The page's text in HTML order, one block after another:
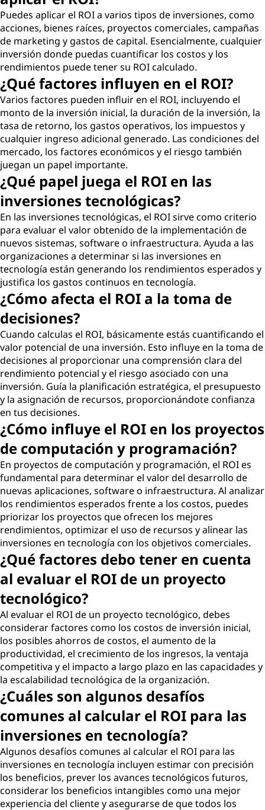
Puedes aplicar el ROI a varios tipos de inversiones, como
acciones, bienes raíces, proyectos comerciales, campañas
de marketing y gastos de capital. Esencialmente, cualquier
inversión donde puedas cuantificar los costos y los
rendimientos puede tener su ROI calculado.
¿Qué factores influyen en el ROI?
Varios factores pueden influir en el ROI, incluyendo el
monto de la inversión inicial, la duración de la inversión, la
tasa de retorno, los gastos operativos, los impuestos y
cualquier ingreso adicional generado. Las condiciones del
mercado, los factores económicos y el riesgo también
juegan un papel importante.
¿Qué papel juega el ROI en las
inversiones tecnológicas?
En las inversiones tecnológicas, el ROI sirve como criterio
para evaluar el valor obtenido de la implementación de
nuevos sistemas, software o infraestructura. Ayuda a las
organizaciones a determinar si las inversiones en
tecnología están generando los rendimientos esperados y
justifica los gastos continuos en tecnología.
¿Cómo afecta el ROI a la toma de
decisiones?
Cuando calculas el ROI, básicamente estás cuantificando el
valor potencial de una inversión. Esto influye en la toma de
decisiones al proporcionar una comprensión clara del
rendimiento potencial y el riesgo asociado con una
inversión. Guía la planificación estratégica, el presupuesto
y la asignación de recursos, proporcionándote confianza
en tus decisiones.
¿Cómo influye el ROI en los proyectos
de computación y programación?
En proyectos de computación y programación, el ROI es
fundamental para determinar el valor del desarrollo de
nuevas aplicaciones, software o infraestructura. Al analizar
los rendimientos esperados frente a los costos, puedes
priorizar los proyectos que ofrecen los mejores
rendimientos, optimizar el uso de recursos y alinear las
inversiones en tecnología con los objetivos comerciales.
¿Qué factores debo tener en cuenta
al evaluar el ROI de un proyecto
tecnológico?
Al evaluar el ROI de un proyecto tecnológico, debes
considerar factores como los costos de inversión inicial,
los posibles ahorros de costos, el aumento de la
productividad, el crecimiento de los ingresos, la ventaja
competitiva y el impacto a largo plazo en las capacidades y
la escalabilidad tecnológica de la organización.
¿Cuáles son algunos desafíos
comunes al calcular el ROI para las
inversiones en tecnología?
Algunos desafíos comunes al calcular el ROI para las
inversiones en tecnología incluyen estimar con precisión
los beneficios, prever los avances tecnológicos futuros,
considerar los beneficios intangibles como una mejor
experiencia del cliente y asegurarse de que todos los